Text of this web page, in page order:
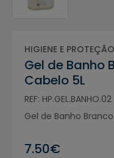
HIGIENE E PROTEÇÃO
Gel de Banho
Cabelo 5L
REF: HP.GEL.BANHO.02
Gel de Banho
7.50€